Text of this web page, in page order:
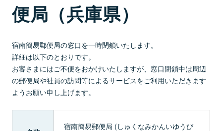
便局（兵庫県）
宿南簡易郵便局の窓口を一時閉鎖いたします。
詳細は以下のとおりです。
お客さまにはご不便をおかけいたしますが、窓口閉鎖中は周辺
の郵便局や社員の訪問等によるサービスをご利用いただきます
ようお願い申し上げます。
宿南簡易郵便局 (しゅくなみかんいゆうび